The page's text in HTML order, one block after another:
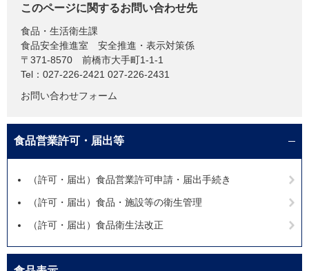
このページに関するお問い合わせ先
食品・生活衛生課
食品安全推進室 安全推進・表示対策係
〒371-8570
前橋市大手町1-1-1
Tel：027-226-2421 027-226-2431
お問い合わせフォーム
食品営業許可・届出等
（許可・届出）食品営業許可申請・届出手続き
（許可・届出）食品・施設等の衛生管理
（許可・届出）食品衛生法改正